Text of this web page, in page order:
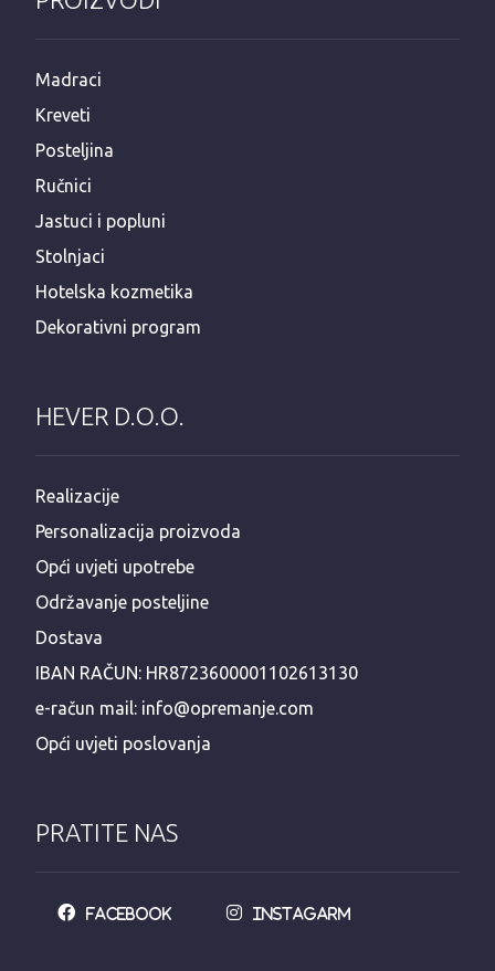
Madraci
Kreveti
Posteljina
Ručnici
Jastuci i popluni
Stolnjaci
Hotelska kozmetika
Dekorativni program
HEVER D.O.O.
Realizacije
Personalizacija proizvoda
Opći uvjeti upotrebe
Održavanje posteljine
Dostava
IBAN RAČUN: HR8723600001102613130
e-račun mail: info@opremanje.com
Opći uvjeti poslovanja
PRATITE NAS
Facebook Instagarm